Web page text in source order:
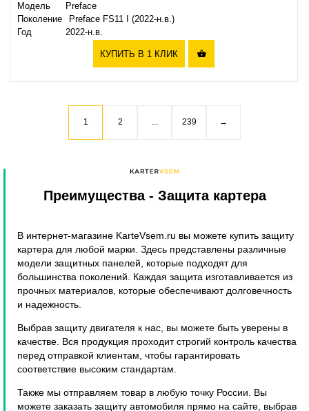
Модель
Preface
Поколение
Preface FS11 I (2022-н.в.)
Год
2022-н.в.
КУПИТЬ В 1 КЛИК 
1 2 ... 239 →
Преимущества- Защита картера
В интернет-магазине KarteVsem.ru вы можете купить защиту
картера для любой марки. Здесь представлены различные
модели защитных панелей, которые подходят для
большинства поколений. Каждая защита изготавливается из
прочных материалов, которые обеспечивают долговечность
и надежность.
Выбрав защиту двигателя к нас, вы можете быть уверены в
качестве. Вся продукция проходит строгий контроль качества
перед отправкой клиентам, чтобы гарантировать
соответствие высоким стандартам.
Также мы отправляем товар в любую точку России. Вы
можете заказать защиту автомобиля прямо на сайте, выбрав